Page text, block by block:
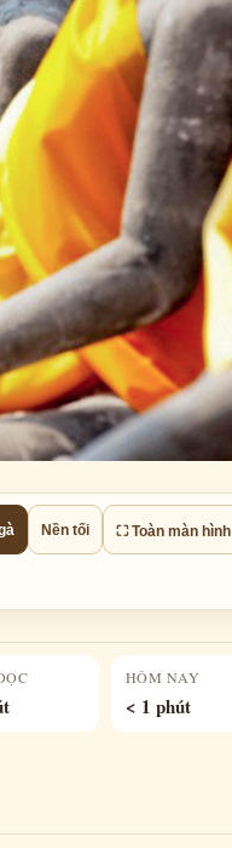
Nền tối ⛶ Toàn màn hình
HÔM NAY
< 1 phút